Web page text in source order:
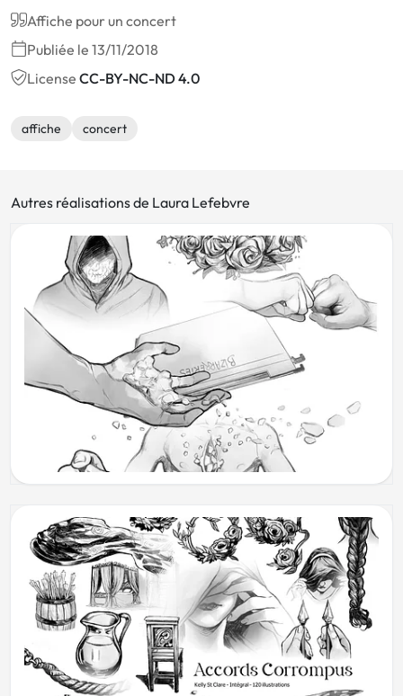
Affiche pour un concert
Publiée le 13/11/2018
License CC-BY-NC-ND 4.0
affiche concert
Autres réalisations de Laura Lefebvre